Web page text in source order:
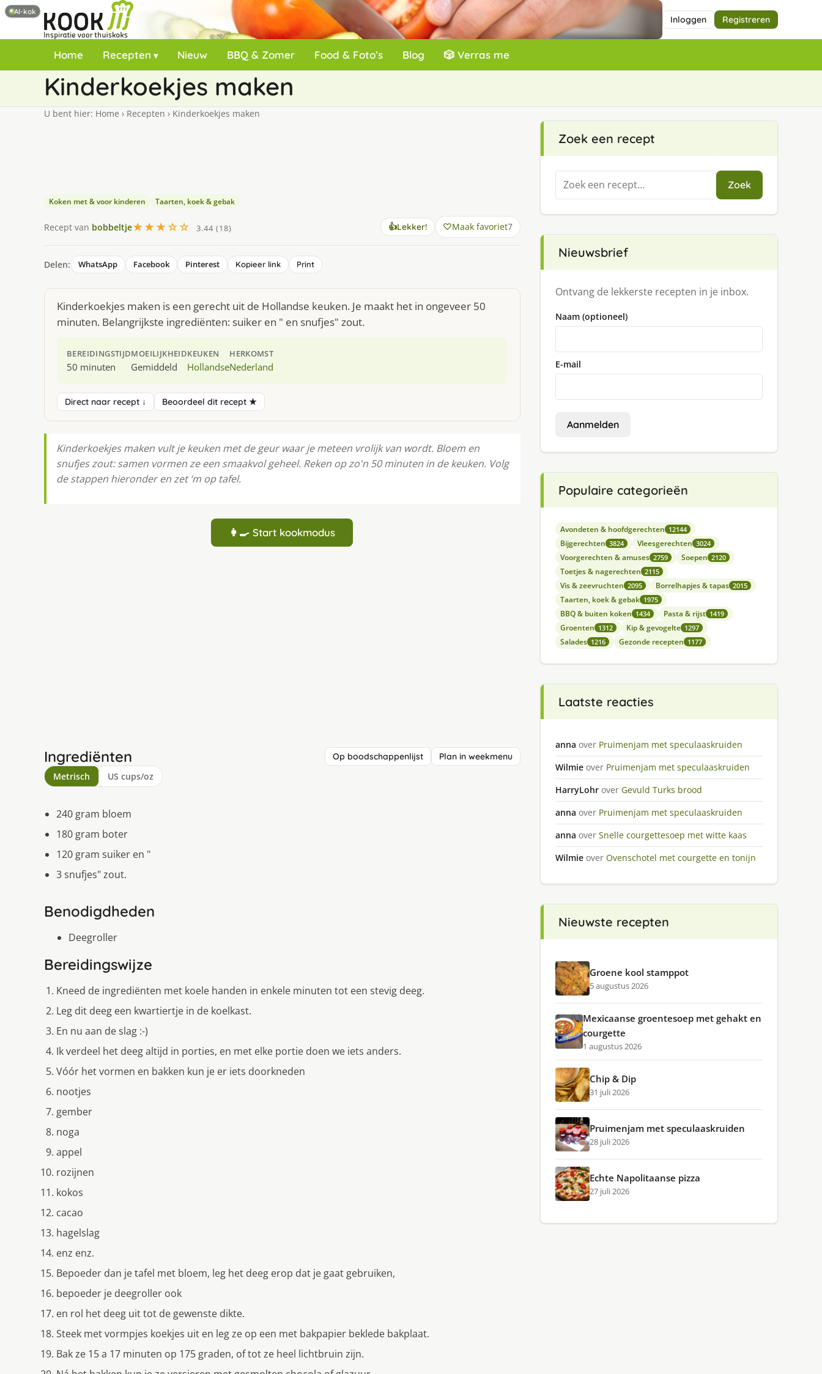
Inloggen Registreren
Home Recepten Nieuw BBQ & Zomer Food & Foto’s Blog 🎲 Verras me
Kinderkoekjes maken
U bent hier: Home › Recepten › Kinderkoekjes maken
Koken met & voor kinderen Taarten, koek & gebak
Recept van bobbeltje★★★☆☆ 3.44 (18) 👍Lekker! Maak favoriet7
Delen: WhatsApp Facebook Pinterest Kopieer link Print
Kinderkoekjes maken is een gerecht uit de Hollandse keuken. Je maakt het in ongeveer 50
minuten. Belangrijkste ingrediënten: suiker en " en snufjes" zout.
BEREIDINGSTIJD
50 minuten
MOEILIJKHEID
Gemiddeld
KEUKEN
Hollandse
HERKOMST
Nederland
Direct naar recept ↓ Beoordeel dit recept ★
Kinderkoekjes maken vult je keuken met de geur waar je meteen vrolijk van wordt. Bloem en
snufjes zout: samen vormen ze een smaakvol geheel. Reken op zo'n 50 minuten in de keuken. Volg
de stappen hieronder en zet ‘m op tafel.
👩‍🍳 Start kookmodus
Ingrediënten Op boodschappenlijst Plan in weekmenu
Metrisch US cups/oz
240 gram bloem
180 gram boter
120 gram suiker en "
3 snufjes" zout.
Benodigdheden
Deegroller
Bereidingswijze
Kneed de ingrediënten met koele handen in enkele minuten tot een stevig deeg.
Leg dit deeg een kwartiertje in de koelkast.
En nu aan de slag :-)
Ik verdeel het deeg altijd in porties, en met elke portie doen we iets anders.
Vóór het vormen en bakken kun je er iets doorkneden
nootjes
gember
noga
appel
rozijnen
kokos
cacao
hagelslag
enz enz.
Bepoeder dan je tafel met bloem, leg het deeg erop dat je gaat gebruiken,
bepoeder je deegroller ook
en rol het deeg uit tot de gewenste dikte.
Steek met vormpjes koekjes uit en leg ze op een met bakpapier beklede bakplaat.
Bak ze 15 a 17 minuten op 175 graden, of tot ze heel lichtbruin zijn.
Zoek een recept
Zoeken
naar:
Zoek
Nieuwsbrief
Ontvang de lekkerste recepten in je inbox.
Naam (optioneel)
E-mail
Aanmelden
Populaire categorieën
Avondeten & hoofdgerechten 12144
Bijgerechten 3824 Vleesgerechten 3024
Voorgerechten & amuses 2759 Soepen 2120
Toetjes & nagerechten 2115
Vis & zeevruchten 2095 Borrelhapjes & tapas 2015
Taarten, koek & gebak 1975
BBQ & buiten koken 1434 Pasta & rijst 1419
Groenten 1312 Kip & gevogelte 1297
Salades 1216 Gezonde recepten 1177
Laatste reacties
anna over Pruimenjam met speculaaskruiden
Wilmie over Pruimenjam met speculaaskruiden
HarryLohr over Gevuld Turks brood
anna over Pruimenjam met speculaaskruiden
anna over Snelle courgettesoep met witte kaas
Wilmie over Ovenschotel met courgette en tonijn
Nieuwste recepten
Groene kool stamppot
5 augustus 2026
Mexicaanse groentesoep met gehakt en
courgette
1 augustus 2026
Chip & Dip
31 juli 2026
Pruimenjam met speculaaskruiden
28 juli 2026
AI-kok
Echte Napolitaanse pizza
27 juli 2026